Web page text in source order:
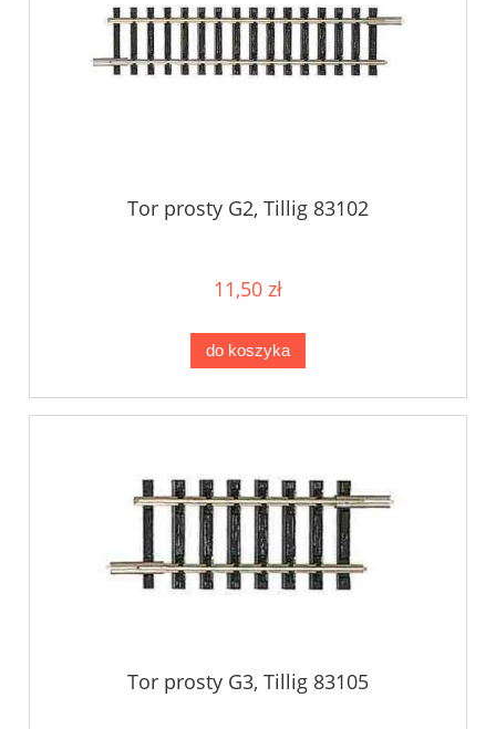
Tor prosty G2, Tillig 83102
11,50 zł
do koszyka
Tor prosty G3, Tillig 83105